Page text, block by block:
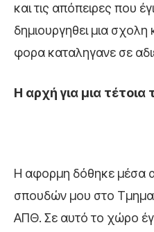
και τις απόπειρες που
δημιουργηθει μια
φορα καταληγανε σε
Η αρχή για μια τέτοια
Η αφορμη δόθηκε μέσα
σπουδών μου στο
ΑΠΘ. Σε αυτό το χώρο